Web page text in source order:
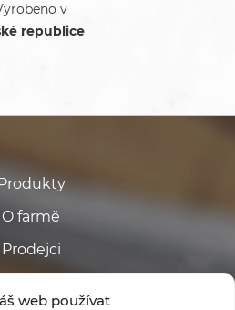
web používat
v
republice
O farmě
Prodejci